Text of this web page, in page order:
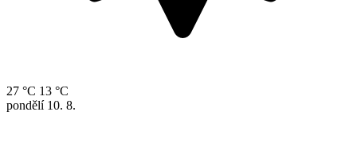
27 °C 13 °C
pondělí 10. 8.